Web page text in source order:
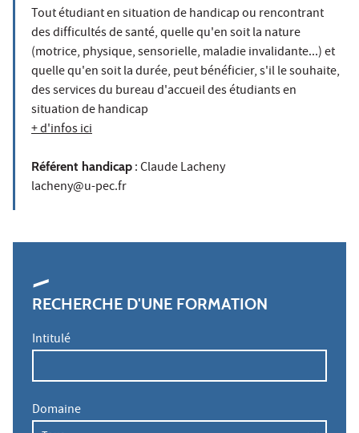
Tout étudiant en situation de handicap ou rencontrant
des difficultés de santé, quelle qu'en soit la nature
(motrice, physique, sensorielle, maladie invalidante...) et
quelle qu'en soit la durée, peut bénéficier, s'il le souhaite,
des services du bureau d'accueil des étudiants en
situation de handicap
+ d'infos ici
Référent handicap : Claude Lacheny
lacheny@u-pec.fr
RECHERCHE D'UNE FORMATION
Intitulé
Domaine